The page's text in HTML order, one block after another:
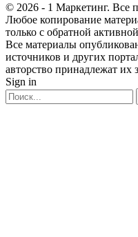
© 2026 - 1 Маркетинг. Все
Любое копирование
только с обратной
Все материалы
источников и других
авторство принадлежат их
Sign in